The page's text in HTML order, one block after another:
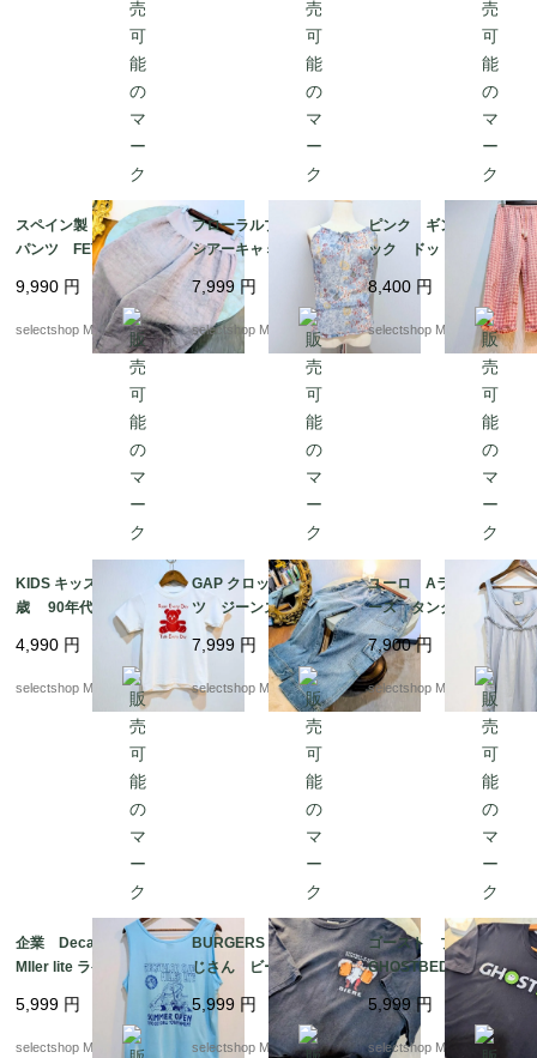
スペイン製 リネン
パンツ FETE ユニ
セックス パープル
ブラウン ピンク mi
x くすみカラー ハ
イウエスト ワイドレ
ッグ ワイドレッグ ゆ
ったりMサイズからL
9,990 円
selectshop Merci.
フローラルプリントの
シアーキャミ キャミソ
ール ボヘミアン く
すみブルー viscose
S-Mサイズ ユーロより
7,999 円
selectshop Merci.
ピンク ギンガムチェ
ック ドットデザイン
柄 フリル ワイドレ
ッグ クロップド コ
ットン パンツ タッ
セル SーMサイズ
8,400 円
selectshop Merci.
KIDS キッズ ５－６
歳 90年代ヴィンテー
ジ テディベア Tシャ
ツ ホワイト bear
コットン ユーロより
4,990 円
selectshop Merci.
GAP クロップド パン
ツ ジーンズ デニ
ム サイズL カー
ゴパンツ ブルー
7,999 円
selectshop Merci.
ユーロ Aライン レ
ース タンクトップ
くすみカラー 水色
実寸M（記載Sサイズ）
フリル ノースリーブ
NILE コットン
7,900円
selectshop Merci.
企業 Decathlon club
MIler lite ラケットボー
ルトーナメント ブル
ー タンクトップ Ro
yal XLサイズ USA
5,999 円
selectshop Merci.
BURGERS N BEER お
じさん ビール Tシ
ャツ プリント XLサ
イズ コットン ブ
ラック XLサイズ エ
5,999 円
selectshop Merci.
ゴースト プリント
GHOSTBED コッ
トン ブラック Lサ
イズ カンボジア製 T
シャツ
5,999円
selectshop Merci.